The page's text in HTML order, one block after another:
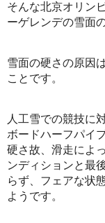
そんな北京オリン
ーゲレンデの雪面
雪面の硬さの原因
ことです。
人工雪での競技に
ボードハーフパイ
硬さ故、滑走によ
ンディションと最
らず、フェアな状
ようです。